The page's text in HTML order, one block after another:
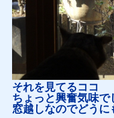
それを見てるココ
ちょっと興奮気味で
窓越しなのでどう